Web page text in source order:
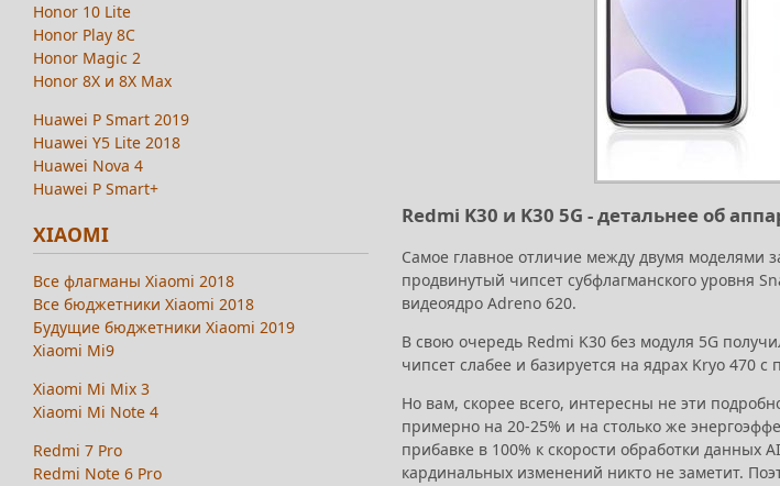
Redmi K30 и K30 5G - детальнее об
Самое главное отличие между двумя моделями
продвинутый чипсет субфлагманского уровня
видеоядро Adreno 620.
В свою очередь Redmi K30 без модуля 5G
чипсет слабее и базируется на ядрах Kryo 470
Но вам, скорее всего, интересны не эти
примерно на 20-25% и на столько же
прибавке в 100% к скорости обработки
кардинальных изменений никто не заметит.
Honor 10 Lite
Honor Play 8C
Honor Magic 2
Honor 8X и 8X Max
Huawei P Smart 2019
Huawei Y5 Lite 2018
Huawei Nova 4
Huawei P Smart+
XIAOMI
Все флагманы Xiaomi 2018
Все бюджетники Xiaomi 2018
Будущие бюджетники Xiaomi 2019
Xiaomi Mi9
Xiaomi Mi Mix 3
Xiaomi Mi Note 4
Redmi 7 Pro
Redmi Note 6 Pro